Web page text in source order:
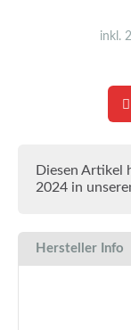
inkl.
Diesen Artikel
2024 in
Hersteller Info